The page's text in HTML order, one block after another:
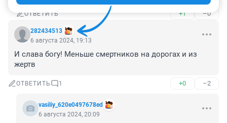
ОТВЕТИТЬ +1 –0
282434513
6 августа 2024, 19:13
И слава богу! Меньше смертников на дорогах и из
жертв
ОТВЕТИТЬ 1 +0 –2
vasiliy_620e0497678ed
6 августа 2024, 20:09